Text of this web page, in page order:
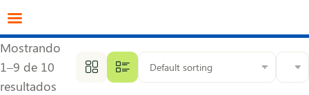
Mostrando
1–9 de 10
resultados